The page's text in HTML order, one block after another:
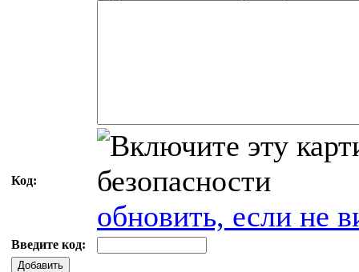
Код:
обновить, если не
Введите код:
Добавить